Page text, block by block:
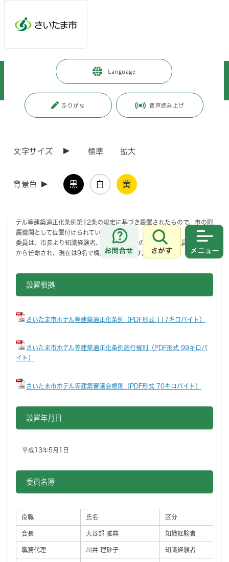
Language
ふりがな 音声読み上げ
文字サイズ 標準 拡大
背景色 黒 白 黄
お問合せ
さがす
市政情報 情報公開の総合的な推進
附属機関及び協議会等
附属機関及び協議会等の開催結果
更新日付：2026年4月1日 / ページ番号：C039222
テル等建築適正化条例第12条の規定に基づき設置されたもので、市の附
属機関として位置付けられています。
委員は、市長より知識経験者、公共的団体等の代表者、市職員の各分野
から任命され、現在は9名で構成されています。
設置根拠
さいたま市ホテル等建築適正化条例（PDF形式 117キロバイト）
さいたま市ホテル等建築適正化条例施行規則（PDF形式 99キロバ
イト）
さいたま市ホテル等建築審議会規則（PDF形式 70キロバイト）
設置年月日
平成13年5月1日
委員名簿
役職 氏名 区分
会長 大谷部 雅典 知識経験者
職務代理 川井 理砂子 知識経験者